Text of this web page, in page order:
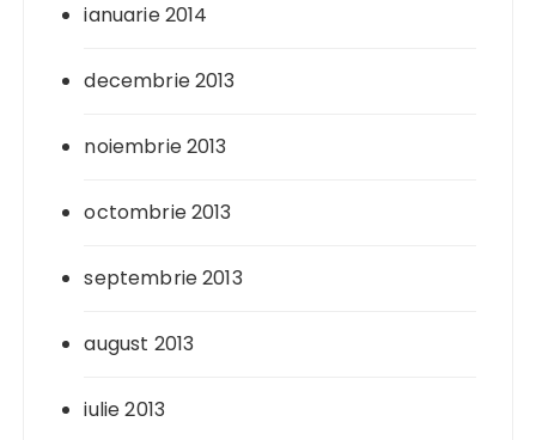
ianuarie 2014
decembrie 2013
noiembrie 2013
octombrie 2013
septembrie 2013
august 2013
iulie 2013